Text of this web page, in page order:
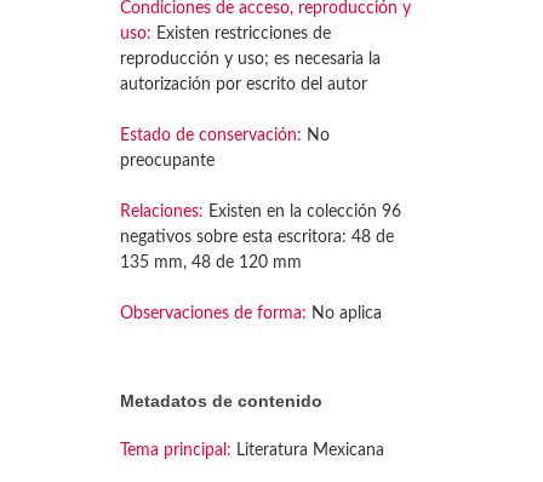
Condiciones de acceso, reproducción y
uso: Existen restricciones de
reproducción y uso; es necesaria la
autorización por escrito del autor
Estado de conservación: No
preocupante
Relaciones: Existen en la colección 96
negativos sobre esta escritora: 48 de
135 mm, 48 de 120 mm
Observaciones de forma: No aplica
Metadatos de contenido
Tema principal: Literatura Mexicana